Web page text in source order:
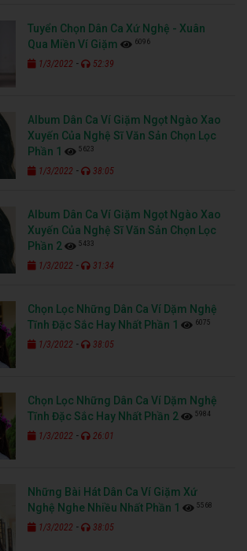
Tuyển Chọn Dân Ca Xứ Nghệ - Xuân
Qua Miền Ví Giặm
6096
1/3/2022 - 52:39
Album Dân Ca Ví Giặm Ngọt Ngào Xao
Xuyến Của Nghệ Sĩ Văn Sản Chọn Lọc
Phần 1
5623
1/3/2022 - 38:05
Album Dân Ca Ví Giặm Ngọt Ngào Xao
Xuyến Của Nghệ Sĩ Văn Sản Chọn Lọc
Phần 2
5433
1/3/2022 - 31:34
Chọn Lọc Những Dân Ca Ví Dặm Nghệ
Tĩnh Đặc Sắc Hay Nhất Phần 1
6075
1/3/2022 - 38:05
Chọn Lọc Những Dân Ca Ví Dặm Nghệ
Tĩnh Đặc Sắc Hay Nhất Phần 2
5984
1/3/2022 - 26:01
Những Bài Hát Dân Ca Ví Giặm Xứ
Nghệ Nghe Nhiều Nhất Phần 1
5568
1/3/2022 - 38:05